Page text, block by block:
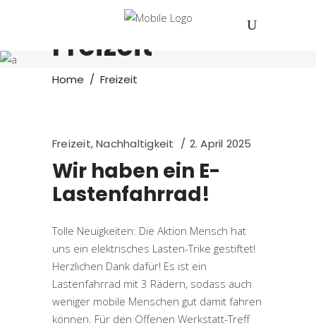
Freizeit
Home / Freizeit
Freizeit,Nachhaltigkeit 2. April 2025
Wir haben ein E-
Lastenfahrrad!
Tolle Neuigkeiten: Die Aktion Mensch hat
uns ein elektrisches Lasten-Trike gestiftet!
Herzlichen Dank dafür! Es ist ein
Lastenfahrrad mit 3 Rädern, sodass auch
weniger mobile Menschen gut damit fahren
können. Für den Offenen Werkstatt-Treff